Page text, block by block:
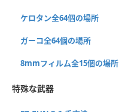
ケロタン全64個の場所
ガーコ全64個の場所
8mmフィルム全15個の場所
特殊な武器